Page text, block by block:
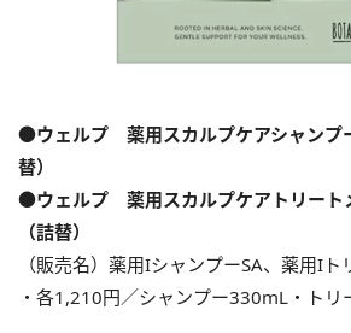
●ウェルプ 薬用スカルプケアシャンプ
替）
●ウェルプ 薬用スカルプケアトリート
（詰替）
（販売名）薬用IシャンプーSA、薬用Iト
・各1,210円／シャンプー330mL・トリ